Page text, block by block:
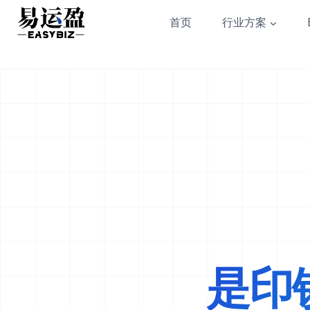
Skip
content
首页 行业方案
是印